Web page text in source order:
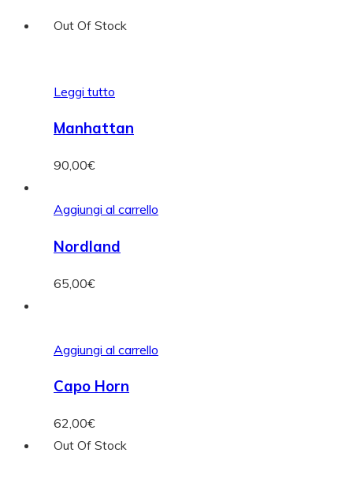
Out Of Stock
Leggi tutto
Manhattan
90,00€
Aggiungi al carrello
Nordland
65,00€
Aggiungi al carrello
Capo Horn
62,00€
Out Of Stock